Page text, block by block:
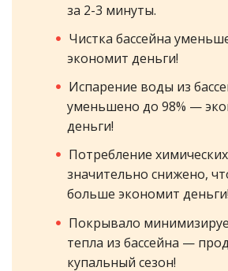
за 2-3 минуты.
Чистка бассейна
экономит деньги!
Испарение воды из
уменьшено до 98% —
деньги!
Потребление
значительно снижено,
больше экономит деньги!
Покрывало
тепла из бассейна —
купальный сезон!